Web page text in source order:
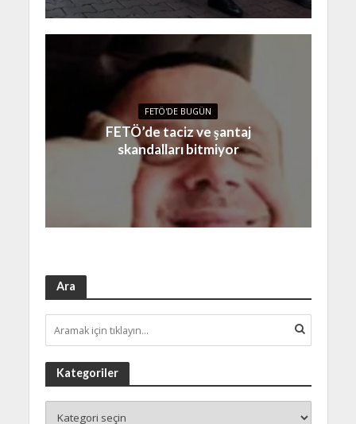
FETÖ'DE BUGÜN
FETÖ’de taciz ve şantaj
skandalları bitmiyor
Ara
Kategoriler